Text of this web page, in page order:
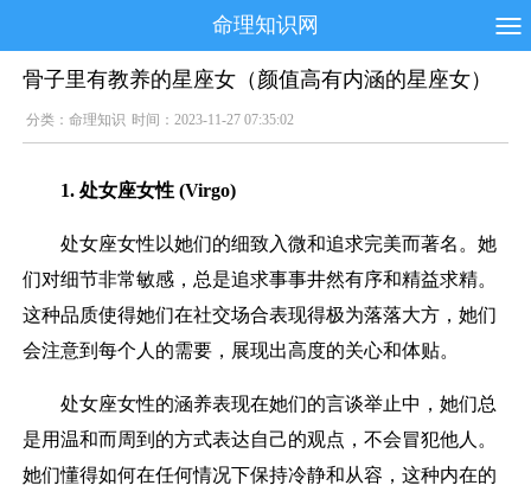
命理知识网
骨子里有教养的星座女（颜值高有内涵的星座女）
分类： 命理知识 时间：2023-11-27 07:35:02
1. 处女座女性 (Virgo)
处女座女性以她们的细致入微和追求完美而著名。她
们对细节非常敏感，总是追求事事井然有序和精益求精。
这种品质使得她们在社交场合表现得极为落落大方，她们
会注意到每个人的需要，展现出高度的关心和体贴。
处女座女性的涵养表现在她们的言谈举止中，她们总
是用温和而周到的方式表达自己的观点，不会冒犯他人。
她们懂得如何在任何情况下保持冷静和从容，这种内在的